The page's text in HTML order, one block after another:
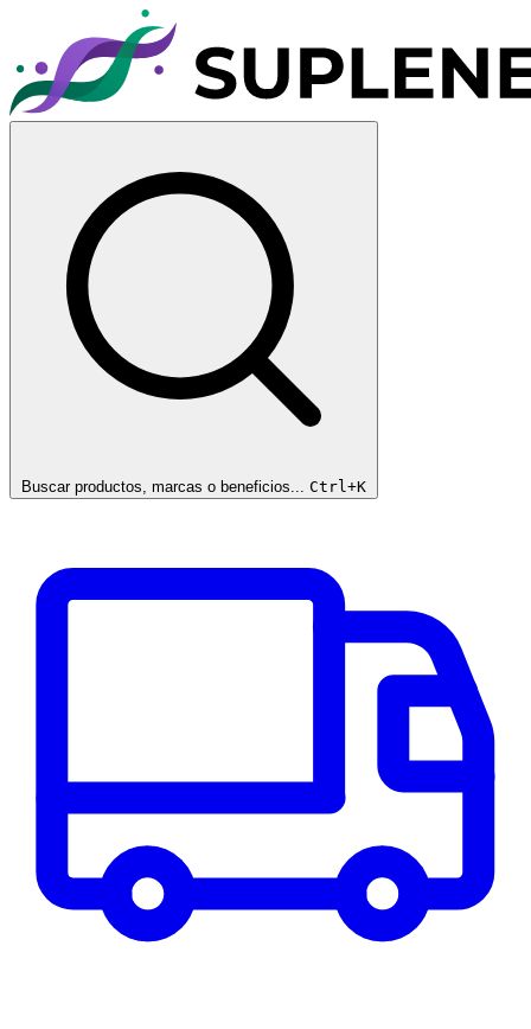
Buscar productos, marcas o beneficios... Ctrl+K